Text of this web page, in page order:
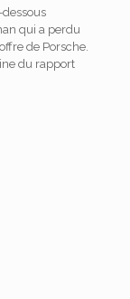
qui a perdu
de Porsche.
du rapport